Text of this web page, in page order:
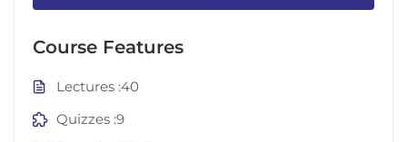
Course Features
Lectures 40
Quizzes 9